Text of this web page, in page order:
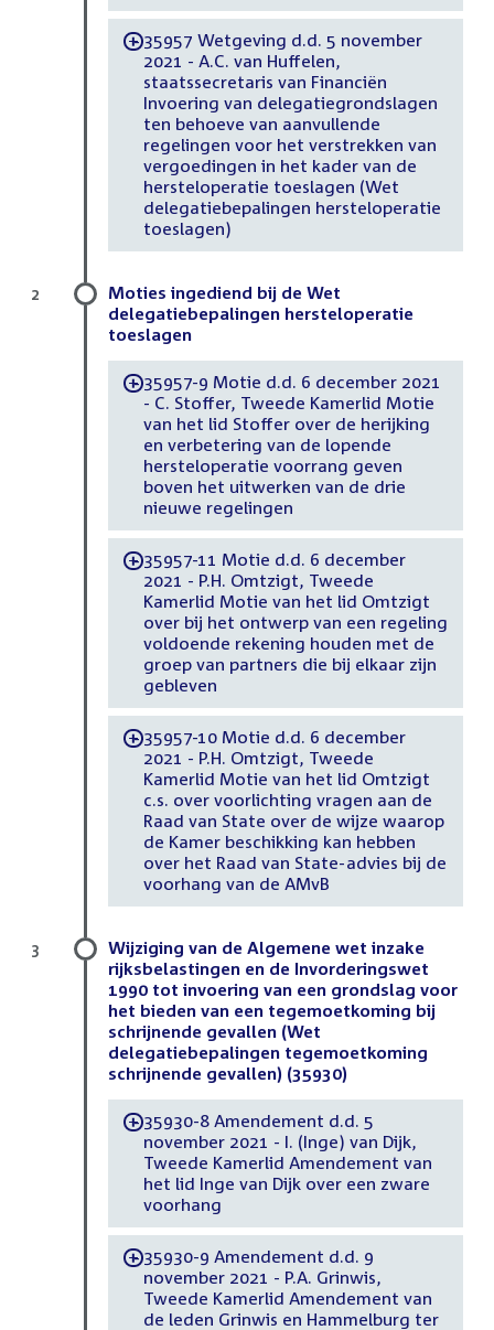
-35957 Wetgeving d.d. 5 november
2021 - A.C. van Huffelen,
staatssecretaris van Financiën
Invoering van delegatiegrondslagen
ten behoeve van aanvullende
regelingen voor het verstrekken van
vergoedingen in het kader van de
hersteloperatie toeslagen (Wet
delegatiebepalingen hersteloperatie
toeslagen)
Moties ingediend bij de Wet
delegatiebepalingen hersteloperatie
toeslagen
-35957-9 Motie d.d. 6 december 2021
- C. Stoffer, Tweede Kamerlid Motie
van het lid Stoffer over de herijking
en verbetering van de lopende
hersteloperatie voorrang geven
boven het uitwerken van de drie
nieuwe regelingen
-35957-11 Motie d.d. 6 december
2021 - P.H. Omtzigt, Tweede
Kamerlid Motie van het lid Omtzigt
over bij het ontwerp van een regeling
voldoende rekening houden met de
groep van partners die bij elkaar zijn
gebleven
-35957-10 Motie d.d. 6 december
2021 - P.H. Omtzigt, Tweede
Kamerlid Motie van het lid Omtzigt
c.s. over voorlichting vragen aan de
Raad van State over de wijze waarop
de Kamer beschikking kan hebben
over het Raad van State-advies bij de
voorhang van de AMvB
2
Wijziging van de Algemene wet inzake
rijksbelastingen en de Invorderingswet
1990 tot invoering van een grondslag voor
het bieden van een tegemoetkoming bij
schrijnende gevallen (Wet
delegatiebepalingen tegemoetkoming
schrijnende gevallen) (35930)
-35930-8 Amendement d.d. 5
november 2021 - I. (Inge) van Dijk,
Tweede Kamerlid Amendement van
het lid Inge van Dijk over een zware
voorhang
-35930-9 Amendement d.d. 9
november 2021 - P.A. Grinwis,
Tweede Kamerlid Amendement van
de leden Grinwis en Hammelburg ter
3